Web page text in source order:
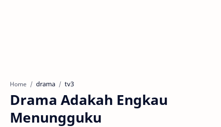
Home drama tv3
Drama Adakah Engkau
Menungguku